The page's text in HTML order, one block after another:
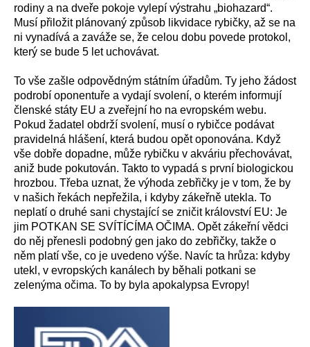
rodiny a na dveře pokoje vylepí výstrahu „biohazard“.
Musí přiložit plánovaný způsob likvidace rybičky, až se na
ni vynadívá a zaváže se, že celou dobu povede protokol,
který se bude 5 let uchovávat.
To vše zašle odpovědným státním úřadům. Ty jeho žádost
podrobí oponentuře a vydají svolení, o kterém informují
členské státy EU a zveřejní ho na evropském webu.
Pokud žadatel obdrží svolení, musí o rybičce podávat
pravidelná hlášení, která budou opět oponována. Když
vše dobře dopadne, může rybičku v akváriu přechovávat,
aniž bude pokutován. Takto to vypadá s první biologickou
hrozbou. Třeba uznat, že výhoda zebřičky je v tom, že by
v našich řekách nepřežila, i kdyby zákeřně utekla. To
neplatí o druhé sani chystající se zničit království EU: Je
jim POTKAN SE SVÍTÍCÍMA OČIMA. Opět zákeřní vědci
do něj přenesli podobný gen jako do zebřičky, takže o
něm platí vše, co je uvedeno výše. Navíc ta hrůza: kdyby
utekl, v evropských kanálech by běhali potkani se
zelenýma očima. To by byla apokalypsa Evropy!